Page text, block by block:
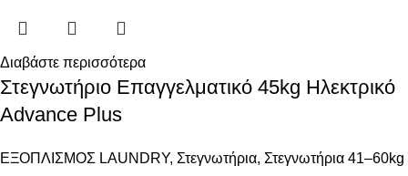
Διαβάστε περισσότερα
Στεγνωτήριο Επαγγελματικό 45kg Ηλεκτρικό
Advance Plus
ΕΞΟΠΛΙΣΜΟΣ LAUNDRY, Στεγνωτήρια, Στεγνωτήρια 41–60kg